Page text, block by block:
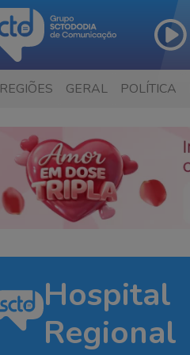
REGIÕES GERAL POLÍTICA
Hospital
Regional